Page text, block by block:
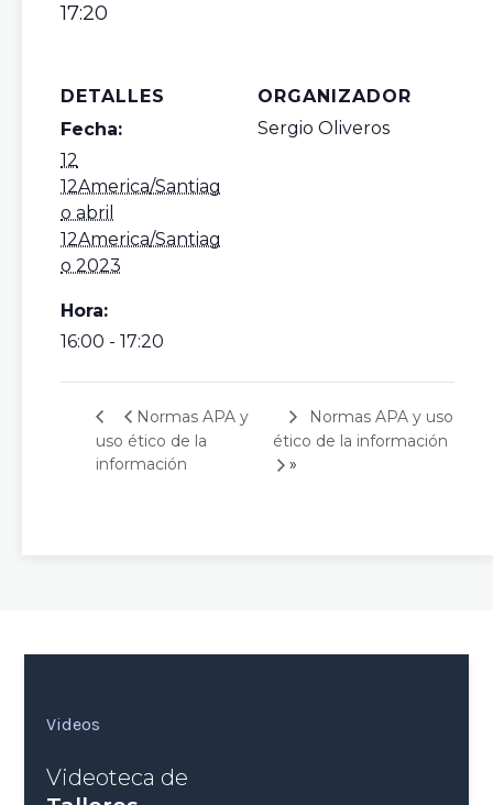
17:20
DETALLES
Fecha:
12
12America/Santiag
o abril
12America/Santiag
o 2023
Hora:
16:00 - 17:20
ORGANIZADOR
Sergio Oliveros
Normas APA y
uso ético de la
información
Normas APA y uso
ético de la información
»
Videos
Videoteca de